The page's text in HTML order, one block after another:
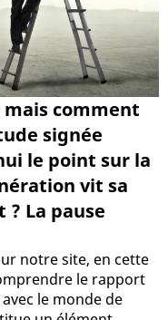
comment
signée
le point sur la
vit sa
La pause
notre site, en cette
le rapport
le monde de